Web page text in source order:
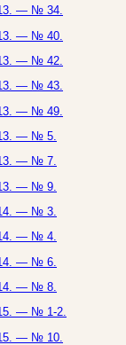
— № 34.
— № 40.
— № 42.
— № 43.
— № 49.
— № 5.
— № 7.
— № 9.
— № 3.
— № 4.
— № 6.
— № 8.
— № 1-2.
— № 10.